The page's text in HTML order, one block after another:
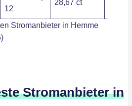
12
28,67 ct
Stromanbieter in Hemme
Stromanbieter in